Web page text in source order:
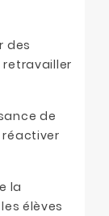
des
de
la
élèves